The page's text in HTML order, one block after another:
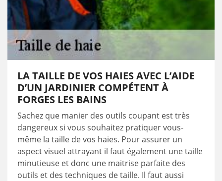
LA TAILLE DE VOS HAIES AVEC L’AIDE
D’UN JARDINIER COMPÉTENT À
FORGES LES BAINS
Sachez que manier des outils coupant est très
dangereux si vous souhaitez pratiquer vous-
même la taille de vos haies. Pour assurer un
aspect visuel attrayant il faut également une taille
minutieuse et donc une maitrise parfaite des
outils et des techniques de taille. Il faut aussi